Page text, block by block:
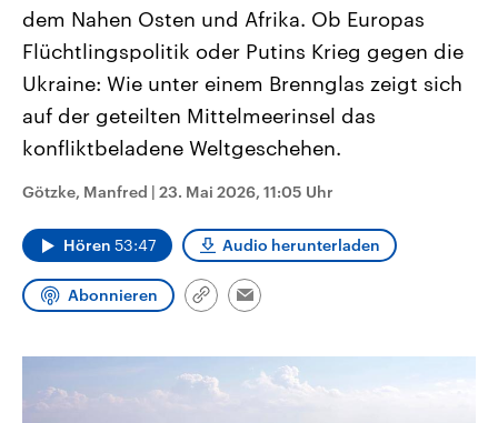
Landtagswahl Sachsen-Anhalt
2026
Alle Informationen
Sachsen-Anhalt wählt am 6.
September 2026 einen neuen
Bundesland von einer Koalition aus
CDU, SPD und FDP regiert.-
Wahlprogramme, aktuelle Berichte
und Hintergründe zu den Parteien
Wahl.
USA
Aktuelle Beiträge,
Hintergründe
gehören die Vereinigten
mit großem Einfluss auf
aktuelle Weltgeschehen.
Sendungen Programm Podcasts
Audio-Archiv
dem Nahen Osten und Afrika. Ob Europas
Flüchtlingspolitik oder Putins Krieg gegen die
Ukraine: Wie unter einem Brennglas zeigt sich
auf der geteilten Mittelmeerinsel das
konfliktbeladene Weltgeschehen.
Götzke, Manfred | 23. Mai 2026, 11:05 Uhr
Hören 53:47 Audio herunterladen
Abonnieren
Link
Email